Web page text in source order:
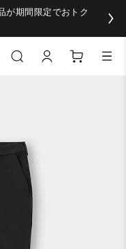
が期間限定でおトク